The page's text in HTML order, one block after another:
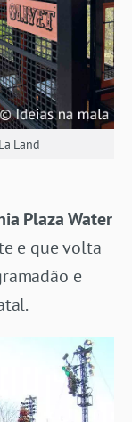
Land
Plaza Water
e que volta
e